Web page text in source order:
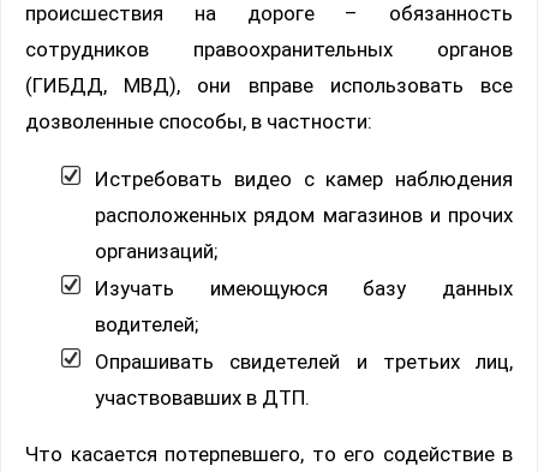
происшествия на дороге – обязанность
сотрудников правоохранительных органов
(ГИБДД, МВД), они вправе использовать все
дозволенные способы, в частности:
Истребовать видео с камер наблюдения
расположенных рядом магазинов и прочих
организаций;
Изучать имеющуюся базу данных
водителей;
Опрашивать свидетелей и третьих лиц,
участвовавших в ДТП.
Что касается потерпевшего, то его содействие в